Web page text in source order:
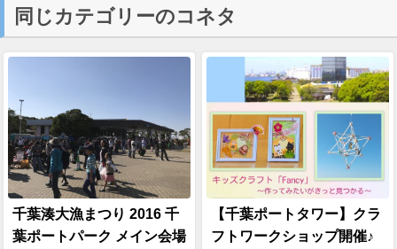
同じカテゴリーのコネタ
千葉湊大漁まつり 2016 千
葉ポートパーク メイン会場
【千葉ポートタワー】クラ
フトワークショップ開催♪